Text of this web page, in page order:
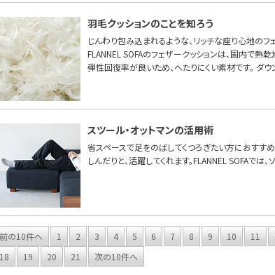
羽毛クッションのことを知ろう
じんわり包み込まれるような、リッチな座り心地のフ
FLANNEL SOFAのフェザークッションは、国内で熱
弾性回復率が良いため、へたりにくい素材です。 ダ
スツール・オットマンの活用術
省スペースで足をのばしてくつろぎたい方におすす
しんだりと、活躍してくれます。FLANNEL SOFAで
前の10件へ 1 2 3 4 5 6 7 8 9 10 11
18
19 20 21 次の10件へ